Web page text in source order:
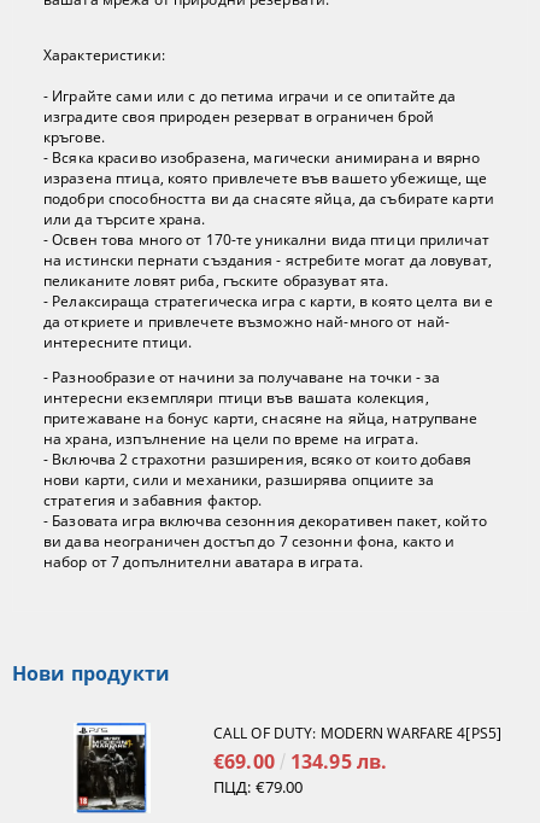
Характеристики:
- Играйте сами или с до петима играчи и се опитайте да
изградите своя природен резерват в ограничен брой
кръгове.
- Всяка красиво изобразена, магически анимирана и вярно
изразена птица, която привлечете във вашето убежище, ще
подобри способността ви да снасяте яйца, да събирате карти
или да търсите храна.
- Освен това много от 170-те уникални вида птици приличат
на истински пернати създания - ястребите могат да ловуват,
пеликаните ловят риба, гъските образуват ята.
- Релаксираща стратегическа игра с карти, в която целта ви е
да откриете и привлечете възможно най-много от най-
интересните птици.
- Разнообразие от начини за получаване на точки - за
интересни екземпляри птици във вашата колекция,
притежаване на бонус карти, снасяне на яйца, натрупване
на храна, изпълнение на цели по време на играта.
- Включва 2 страхотни разширения, всяко от които добавя
нови карти, сили и механики, разширява опциите за
стратегия и забавния фактор.
- Базовата игра включва сезонния декоративен пакет, който
ви дава неограничен достъп до 7 сезонни фона, както и
набор от 7 допълнителни аватара в играта.
Нови продукти
CALL OF DUTY: MODERN WARFARE 4[PS5]
€69.00 134.95 лв.
ПЦД: €79.00